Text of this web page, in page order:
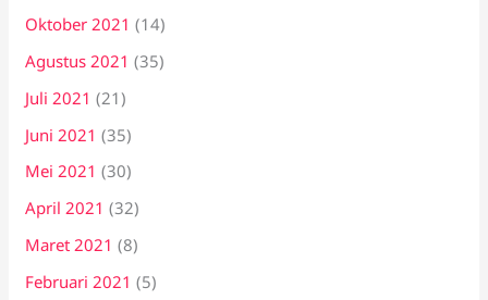
Oktober 2021 (14)
Agustus 2021 (35)
Juli 2021 (21)
Juni 2021 (35)
Mei 2021 (30)
April 2021 (32)
Maret 2021 (8)
Februari 2021 (5)